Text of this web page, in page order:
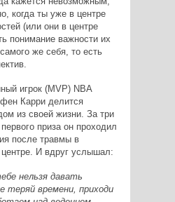
когда ты уже в центре
(или они в центре
понимание важности их
же себя, то есть
игрок (MVP) NBA
Карри делится
из своей жизни. За три
приза он проходил
после травмы в
И вдруг услышал:
нельзя давать
теряй времени, приходи